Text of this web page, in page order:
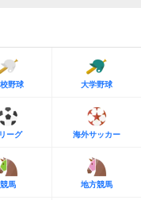
野球 大学野球
ーグ 海外サッカー
競馬 地方競馬